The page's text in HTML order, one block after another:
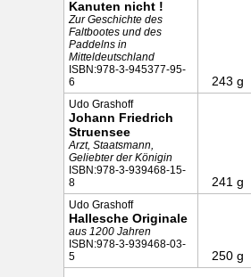
Kanuten nicht !
Zur Geschichte des
Faltbootes und des
Paddelns in
Mitteldeutschland
ISBN:978-3-945377-95-
6
243 g
Udo Grashoff
Johann Friedrich
Struensee
Arzt, Staatsmann,
Geliebter der Königin
ISBN:978-3-939468-15-
8
241 g
Udo Grashoff
Hallesche Originale
aus 1200 Jahren
ISBN:978-3-939468-03-
5
250 g